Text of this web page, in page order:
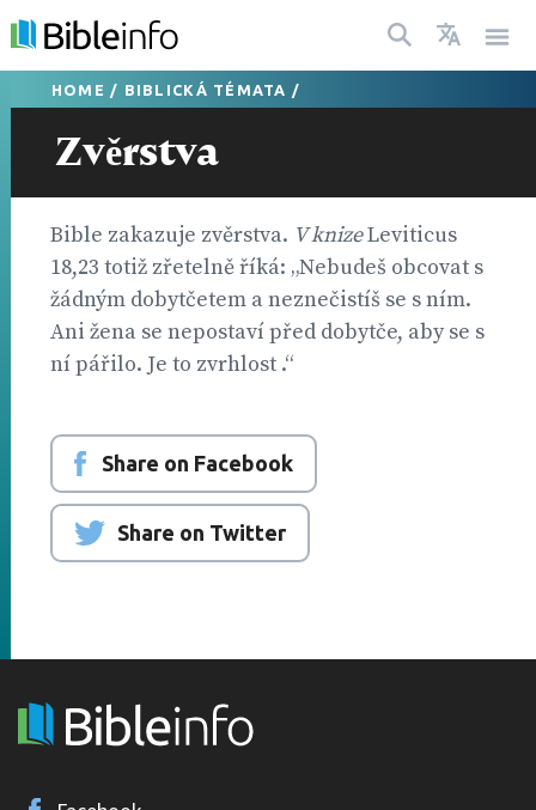
HOME / BIBLICKÁ TÉMATA /
Zvěrstva
Bible zakazuje zvěrstva. V knizeLeviticus
18,23 totiž zřetelně říká: „Nebudeš obcovat s
žádným dobytčetem a neznečistíš se s ním.
Ani žena se nepostaví před dobytče, aby se s
ní pářilo. Je to zvrhlost .“
Share on Facebook
Share on Twitter